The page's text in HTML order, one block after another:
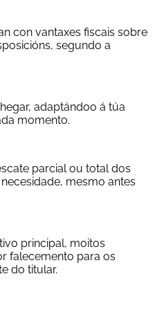
con vantaxes fiscais sobre
segundo a
adaptándoo á túa
momento.
parcial ou total dos
mesmo antes
principal, moitos
falecemento para os
do titular.